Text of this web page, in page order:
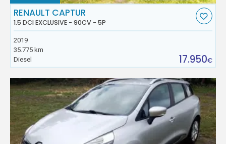
RENAULT CAPTUR
1.5 DCI EXCLUSIVE - 90CV - 5P
2019
35.775 km
Diesel
17.950€